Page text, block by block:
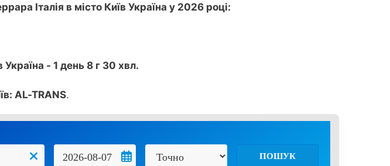
Італія в місто Київ Україна у 2026 році:
Україна - 1 день 8 г 30 хвл.
AL-TRANS.
ПОШУК